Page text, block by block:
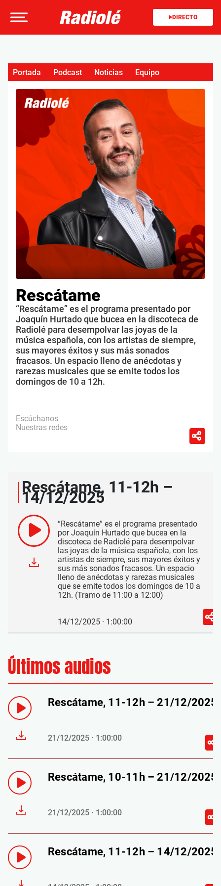
DIRECTO
Rescátame
“Rescátame” es el programa presentado por
Joaquín Hurtado que bucea en la discoteca de
Radiolé para desempolvar las joyas de la
música española, con los artistas de siempre,
sus mayores éxitos y sus más sonados
fracasos. Un espacio lleno de anécdotas y
rarezas musicales que se emite todos los
domingos de 10 a 12h.
Escúchanos
Nuestras redes
Portada Podcast Noticias Equipo
Rescátame, 11-12h –
14/12/2025
“Rescátame” es el programa presentado
por Joaquín Hurtado que bucea en la
discoteca de Radiolé para desempolvar
las joyas de la música española, con los
artistas de siempre, sus mayores éxitos y
sus más sonados fracasos. Un espacio
lleno de anécdotas y rarezas musicales
que se emite todos los domingos de 10 a
12h. (Tramo de 11:00 a 12:00)
14/12/2025 · 1:00:00
Últimos audios
Rescátame, 11-12h – 21/12/2025
21/12/2025 · 1:00:00
Rescátame, 10-11h – 21/12/2025
21/12/2025 · 1:00:00
Rescátame, 11-12h – 14/12/2025